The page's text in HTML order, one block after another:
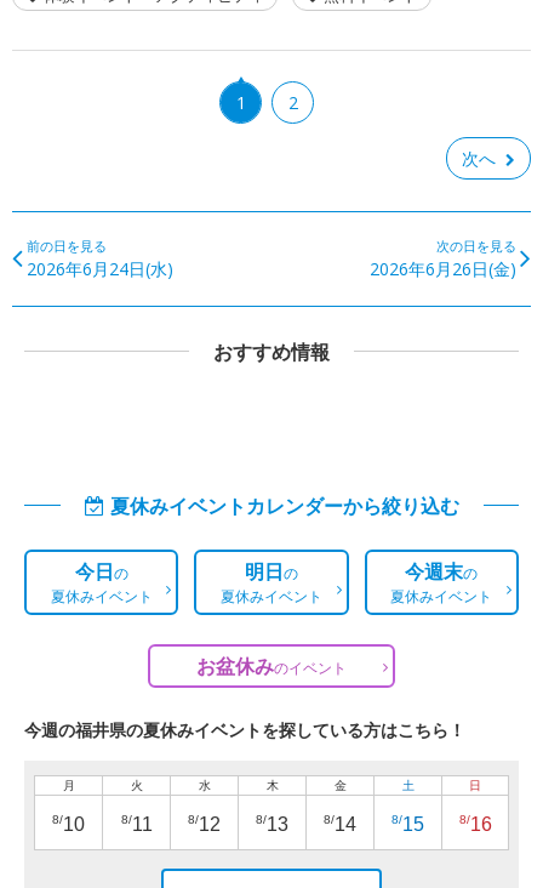
1 2
次へ
前の日を見る
2026年6月24日(水)
次の日を見る
2026年6月26日(金)
おすすめ情報
夏休みイベントカレンダーから絞り込む
今日の
夏休みイベント
明日の
夏休みイベント
今週末の
夏休みイベント
お盆休みのイベント
今週の福井県の夏休みイベントを探している方はこちら！
月
8/10
火
8/11
水
8/12
木
8/13
金
8/14
土
8/15
日
8/16